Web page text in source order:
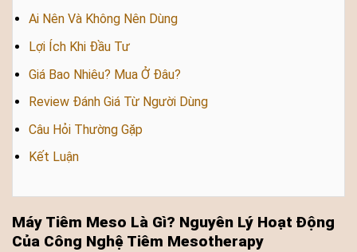
Ai Nên Và Không Nên Dùng
Lợi Ích Khi Đầu Tư
Giá Bao Nhiêu? Mua Ở Đâu?
Review Đánh Giá Từ Người Dùng
Câu Hỏi Thường Gặp
Kết Luận
Máy Tiêm Meso Là Gì? Nguyên Lý Hoạt Động
Của Công Nghệ Tiêm Mesotherapy